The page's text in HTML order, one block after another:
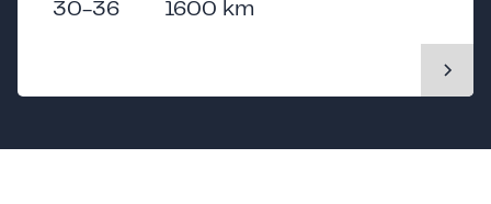
30-36
1600 km